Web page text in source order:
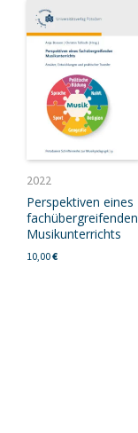
2022
Perspektiven eines
fachübergreifenden
Musikunterrichts
10,00€